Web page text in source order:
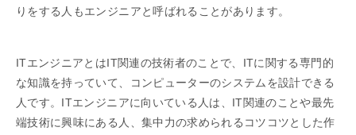
りをする人もエンジニアと呼ばれることがあります。
ITエンジニアとはIT関連の技術者のことで、ITに関する専門的
な知識を持っていて、コンピューターのシステムを設計できる
人です。ITエンジニアに向いている人は、IT関連のことや最先
端技術に興味にある人、集中力の求められるコツコツとした作